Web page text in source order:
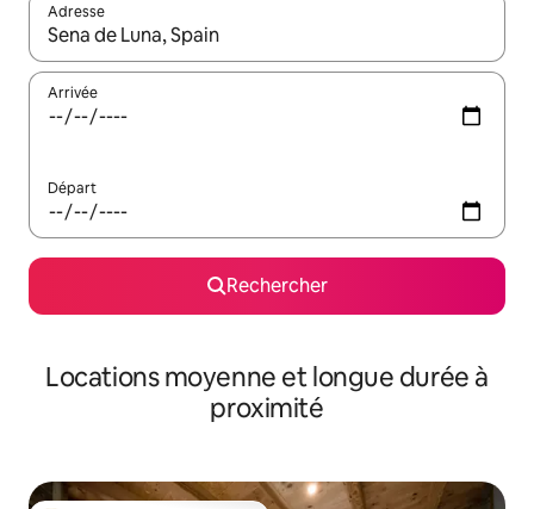
Adresse
Lorsque les résultats s'affichent, utilisez les flèches vers le
Arrivée
Départ
Rechercher
Locations moyenne et longue durée à
proximité